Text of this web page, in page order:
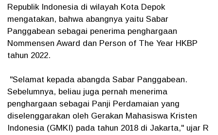
Republik Indonesia di wilayah Kota Depok
mengatakan, bahwa abangnya yaitu Sabar
Panggabean sebagai penerima penghargaan
Nommensen Award dan Person of The Year HKBP
tahun 2022.
"Selamat kepada abangda Sabar Panggabean.
Sebelumnya, beliau juga pernah menerima
penghargaan sebagai Panji Perdamaian yang
diselenggarakan oleh Gerakan Mahasiswa Kristen
Indonesia (GMKI) pada tahun 2018 di Jakarta," ujar R